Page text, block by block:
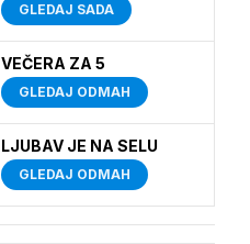
GLEDAJ SADA
VEČERA ZA 5
GLEDAJ ODMAH
LJUBAV JE NA SELU
GLEDAJ ODMAH